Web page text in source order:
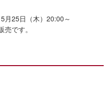
月25日（木）20:00～
です。